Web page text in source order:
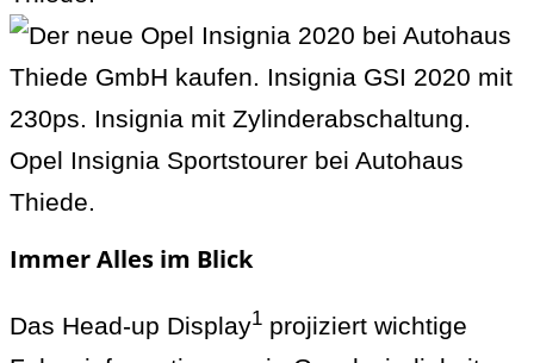
Immer Alles im Blick
Das Head-up Display1 projiziert wichtige